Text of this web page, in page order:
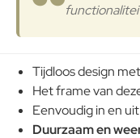
Tijdloos design
Het frame van
Eenvoudig in en
Duurzaam en